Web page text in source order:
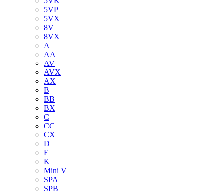
5VP
5VX
8V
8VX
A
AA
AV
AVX
AX
B
BB
BX
C
CC
CX
D
E
K
Mini V
SPA
SPB